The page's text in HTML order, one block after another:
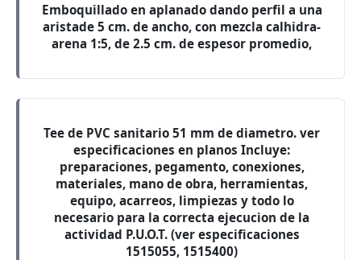
Emboquillado en aplanado dando perfil a una
aristade 5 cm. de ancho, con mezcla calhidra-
arena 1:5, de 2.5 cm. de espesor promedio,
Tee de PVC sanitario 51 mm de diametro. ver
especificaciones en planos Incluye:
preparaciones, pegamento, conexiones,
materiales, mano de obra, herramientas,
equipo, acarreos, limpiezas y todo lo
necesario para la correcta ejecucion de la
actividad P.U.O.T. (ver especificaciones
1515055, 1515400)